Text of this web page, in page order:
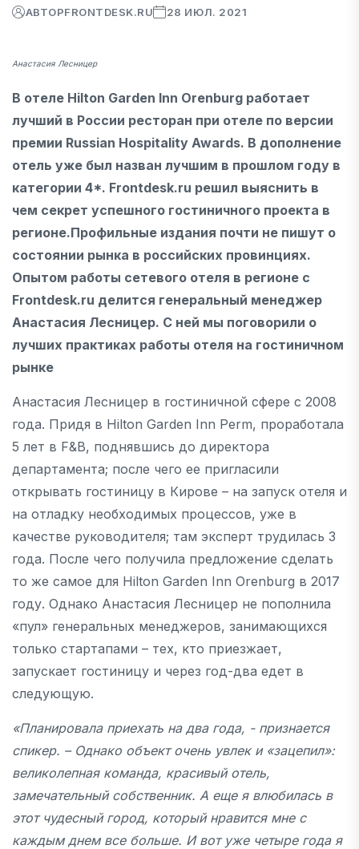
АВТОРFRONTDESK.RU 28 ИЮЛ. 2021
Анастасия Лесницер
В отеле Hilton Garden Inn Orenburg работает
лучший в России ресторан при отеле по версии
премии Russian Hospitality Awards. В дополнение
отель уже был назван лучшим в прошлом году в
категории 4*. Frontdesk.ru решил выяснить в
чем секрет успешного гостиничного проекта в
регионе.Профильные издания почти не пишут о
состоянии рынка в российских провинциях.
Опытом работы сетевого отеля в регионе с
Frontdesk.ru делится генеральный менеджер
Анастасия Лесницер. С ней мы поговорили о
лучших практиках работы отеля на гостиничном
рынке
Анастасия Лесницер в гостиничной сфере с 2008
года. Придя в Hilton Garden Inn Perm, проработала
5 лет в F&B, поднявшись до директора
департамента; после чего ее пригласили
открывать гостиницу в Кирове – на запуск отеля и
на отладку необходимых процессов, уже в
качестве руководителя; там эксперт трудилась 3
года. После чего получила предложение сделать
то же самое для Hilton Garden Inn Orenburg в 2017
году. Однако Анастасия Лесницер не пополнила
«пул» генеральных менеджеров, занимающихся
только стартапами – тех, кто приезжает,
запускает гостиницу и через год-два едет в
следующую.
«Планировала приехать на два года, - признается
спикер. – Однако объект очень увлек и «зацепил»:
великолепная команда, красивый отель,
замечательный собственник. А еще я влюбилась в
этот чудесный город, который нравится мне с
каждым днем все больше. И вот уже четыре года я